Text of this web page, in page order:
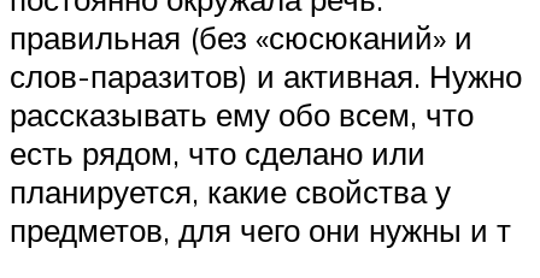
правильная (без «сюсюканий» и
слов-паразитов) и активная. Нужно
рассказывать ему обо всем, что
есть рядом, что сделано или
планируется, какие свойства у
предметов, для чего они нужны и т